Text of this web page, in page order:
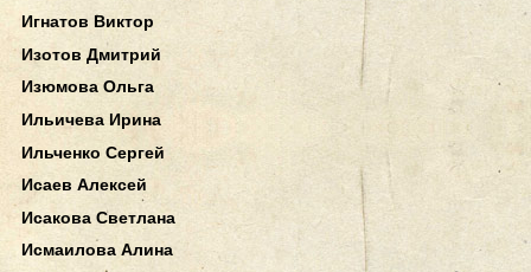
Игнатов Виктор
Изотов Дмитрий
Изюмова Ольга
Ильичева Ирина
Ильченко Сергей
Исаев Алексей
Исакова Светлана
Исмаилова Алина